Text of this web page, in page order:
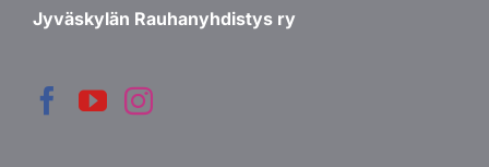
Jyväskylän Rauhanyhdistys ry